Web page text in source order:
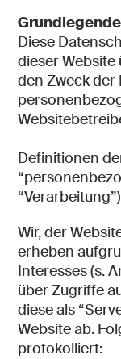
Diese
dieser
den Zweck der
Definitionen
Wir, der
erheben
Interesses (s.
über Zugriffe
diese als
Website ab.
protokolliert: